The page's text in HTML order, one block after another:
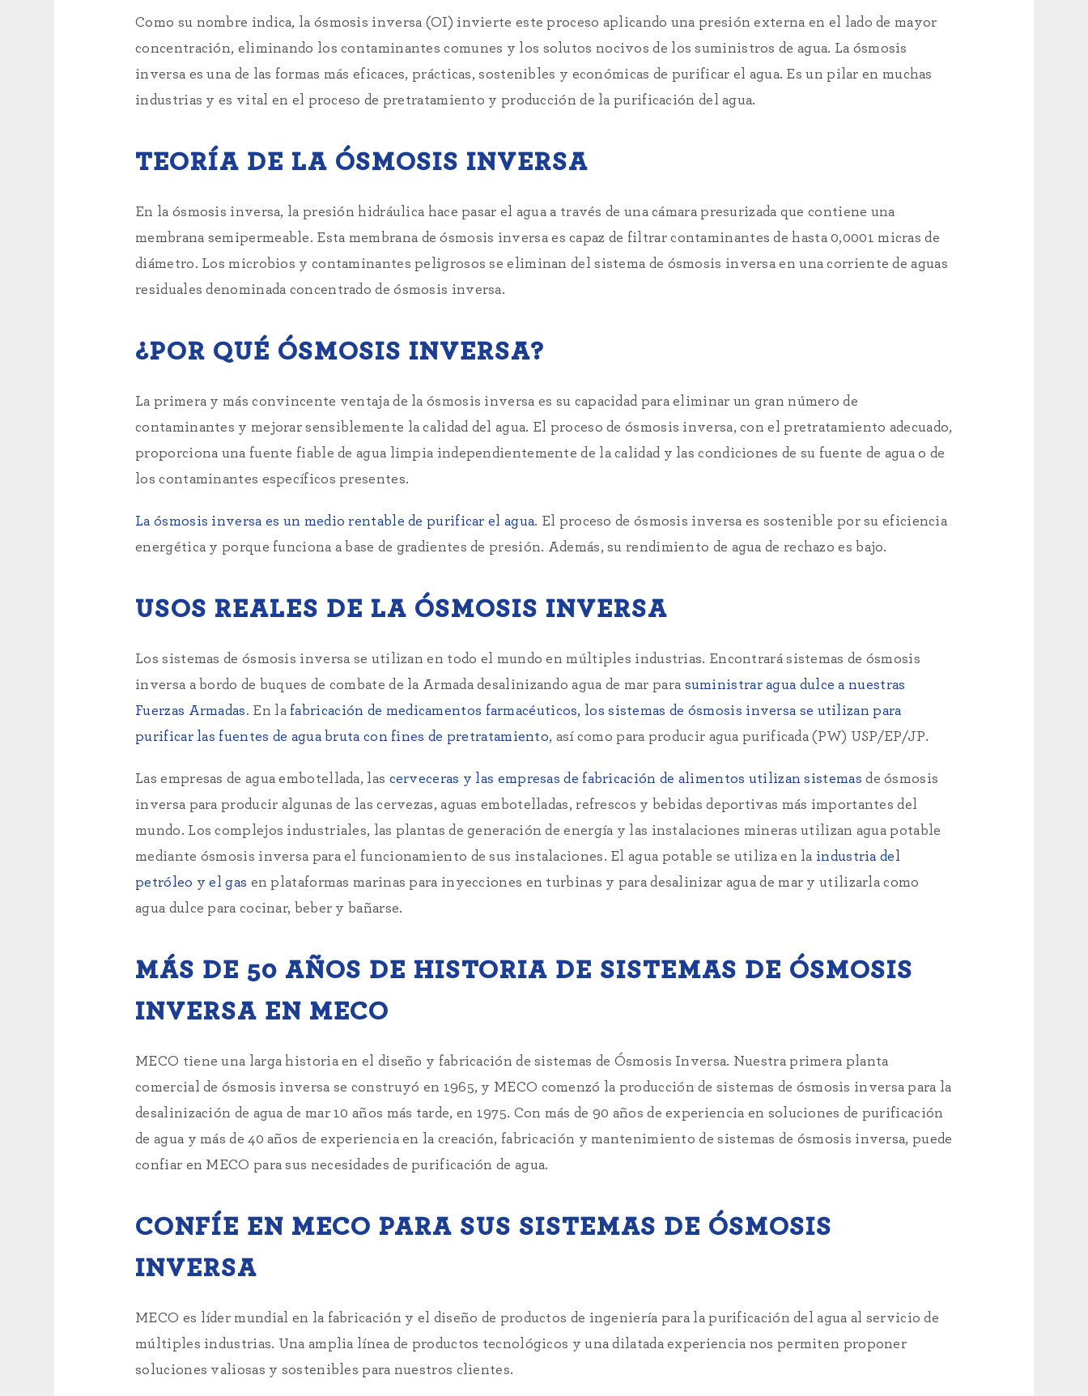
Como su nombre indica, la ósmosis inversa (OI) invierte este proceso aplicando una presión externa en el lado de mayor
concentración, eliminando los contaminantes comunes y los solutos nocivos de los suministros de agua. La ósmosis
inversa es una de las formas más eficaces, prácticas, sostenibles y económicas de purificar el agua. Es un pilar en muchas
industrias y es vital en el proceso de pretratamiento y producción de la purificación del agua.
TEORÍA DE LA ÓSMOSIS INVERSA
En la ósmosis inversa, la presión hidráulica hace pasar el agua a través de una cámara presurizada que contiene una
membrana semipermeable. Esta membrana de ósmosis inversa es capaz de filtrar contaminantes de hasta 0,0001 micras de
diámetro. Los microbios y contaminantes peligrosos se eliminan del sistema de ósmosis inversa en una corriente de aguas
residuales denominada concentrado de ósmosis inversa.
¿POR QUÉ ÓSMOSIS INVERSA?
La primera y más convincente ventaja de la ósmosis inversa es su capacidad para eliminar un gran número de
contaminantes y mejorar sensiblemente la calidad del agua. El proceso de ósmosis inversa, con el pretratamiento adecuado,
proporciona una fuente fiable de agua limpia independientemente de la calidad y las condiciones de su fuente de agua o de
los contaminantes específicos presentes.
La ósmosis inversa es un medio rentable de purificar el agua. El proceso de ósmosis inversa es sostenible por su eficiencia
energética y porque funciona a base de gradientes de presión. Además, su rendimiento de agua de rechazo es bajo.
USOS REALES DE LA ÓSMOSIS INVERSA
Los sistemas de ósmosis inversa se utilizan en todo el mundo en múltiples industrias. Encontrará sistemas de ósmosis
inversa a bordo de buques de combate de la Armada desalinizando agua de mar para suministrar agua dulce a nuestras
Fuerzas Armadas. En la fabricación de medicamentos farmacéuticos, los sistemas de ósmosis inversa se utilizan para
purificar las fuentes de agua bruta con fines de pretratamiento, así como para producir agua purificada (PW) USP/EP/JP.
Las empresas de agua embotellada, las cerveceras y las empresas de fabricación de alimentos utilizan sistemas de ósmosis
inversa para producir algunas de las cervezas, aguas embotelladas, refrescos y bebidas deportivas más importantes del
mundo. Los complejos industriales, las plantas de generación de energía y las instalaciones mineras utilizan agua potable
mediante ósmosis inversa para el funcionamiento de sus instalaciones. El agua potable se utiliza en la industria del
petróleo y el gas en plataformas marinas para inyecciones en turbinas y para desalinizar agua de mar y utilizarla como
agua dulce para cocinar, beber y bañarse.
MÁS DE 50 AÑOS DE HISTORIA DE SISTEMAS DE ÓSMOSIS
INVERSA EN MECO
MECO tiene una larga historia en el diseño y fabricación de sistemas de Ósmosis Inversa. Nuestra primera planta
comercial de ósmosis inversa se construyó en 1965, y MECO comenzó la producción de sistemas de ósmosis inversa para la
desalinización de agua de mar 10 años más tarde, en 1975. Con más de 90 años de experiencia en soluciones de purificación
de agua y más de 40 años de experiencia en la creación, fabricación y mantenimiento de sistemas de ósmosis inversa, puede
confiar en MECO para sus necesidades de purificación de agua.
CONFÍE EN MECO PARA SUS SISTEMAS DE ÓSMOSIS
INVERSA
MECO es líder mundial en la fabricación y el diseño de productos de ingeniería para la purificación del agua al servicio de
múltiples industrias. Una amplia línea de productos tecnológicos y una dilatada experiencia nos permiten proponer
soluciones valiosas y sostenibles para nuestros clientes.